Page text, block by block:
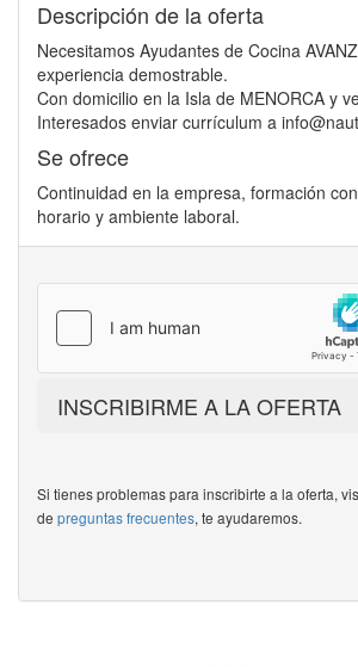
Descripción de la oferta
Necesitamos Ayudantes de Cocina
experiencia demostrable.
Con domicilio en la Isla de MENORCA y
Interesados enviar currículum a
Se ofrece
Continuidad en la empresa, formación
horario y ambiente laboral.
INSCRIBIRME A LA OFERTA
Si tienes problemas para inscribirte a la oferta,
de preguntas frecuentes, te ayudaremos.